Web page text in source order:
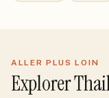
ALLER PLUS LOIN
Explorer